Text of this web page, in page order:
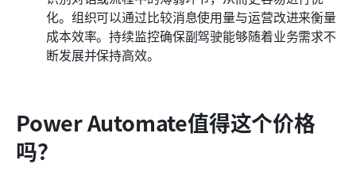
化。组织可以通过比较消息使用量与运营改进来衡量
成本效率。持续监控确保副驾驶能够随着业务需求不
断发展并保持高效。
Power Automate值得这个价格
吗？